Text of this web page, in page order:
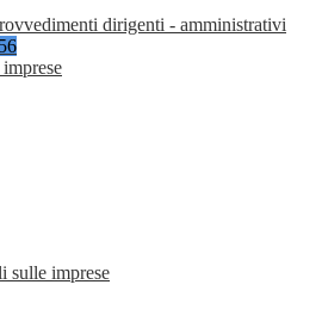
dirigenti - amministrativi
sulle imprese